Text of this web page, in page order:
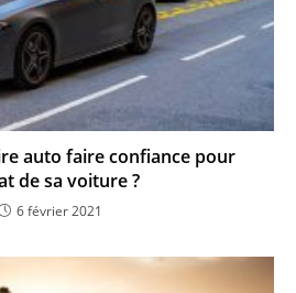
auto faire confiance pour
de sa voiture ?
6 février 2021